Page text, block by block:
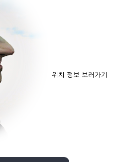
위치 정보 보러가기